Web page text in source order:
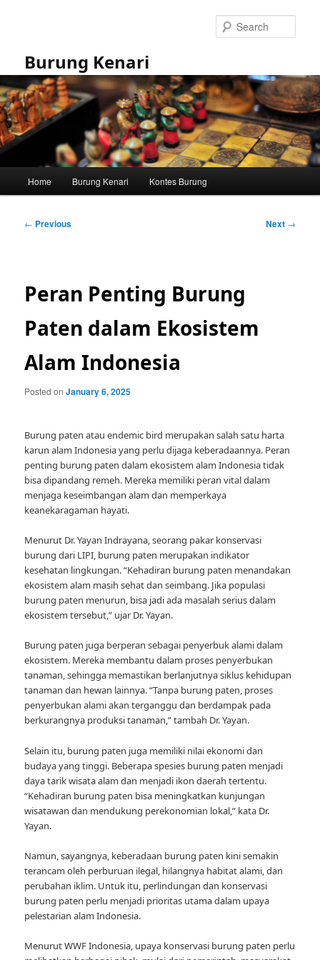
Burung Kenari
Home Burung Kenari Kontes Burung
Post
← Previous Next →
Peran Penting Burung
Paten dalam Ekosistem
Alam Indonesia
Posted onJanuary 6, 2025
Burung paten atau endemic bird merupakan salah satu harta
karun alam Indonesia yang perlu dijaga keberadaannya. Peran
penting burung paten dalam ekosistem alam Indonesia tidak
bisa dipandang remeh. Mereka memiliki peran vital dalam
menjaga keseimbangan alam dan memperkaya
keanekaragaman hayati.
Menurut Dr. Yayan Indrayana, seorang pakar konservasi
burung dari LIPI, burung paten merupakan indikator
kesehatan lingkungan. “Kehadiran burung paten menandakan
ekosistem alam masih sehat dan seimbang. Jika populasi
burung paten menurun, bisa jadi ada masalah serius dalam
ekosistem tersebut,” ujar Dr. Yayan.
Burung paten juga berperan sebagai penyerbuk alami dalam
ekosistem. Mereka membantu dalam proses penyerbukan
tanaman, sehingga memastikan berlanjutnya siklus kehidupan
tanaman dan hewan lainnya. “Tanpa burung paten, proses
penyerbukan alami akan terganggu dan berdampak pada
berkurangnya produksi tanaman,” tambah Dr. Yayan.
Selain itu, burung paten juga memiliki nilai ekonomi dan
budaya yang tinggi. Beberapa spesies burung paten menjadi
daya tarik wisata alam dan menjadi ikon daerah tertentu.
“Kehadiran burung paten bisa meningkatkan kunjungan
wisatawan dan mendukung perekonomian lokal,” kata Dr.
Yayan.
Namun, sayangnya, keberadaan burung paten kini semakin
terancam oleh perburuan ilegal, hilangnya habitat alami, dan
perubahan iklim. Untuk itu, perlindungan dan konservasi
burung paten perlu menjadi prioritas utama dalam upaya
pelestarian alam Indonesia.
Menurut WWF Indonesia, upaya konservasi burung paten perlu